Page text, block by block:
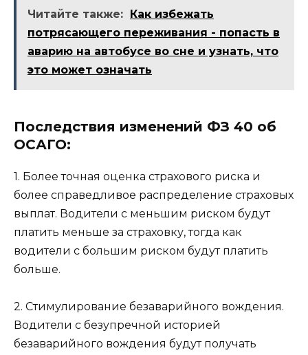
Читайте также: Как избежать
потрясающего переживания - попасть в
аварию на автобусе во сне и узнать, что
это может означать
Последствия изменений ФЗ 40 об
ОСАГО:
1. Более точная оценка страхового риска и
более справедливое распределение страховых
выплат. Водители с меньшим риском будут
платить меньше за страховку, тогда как
водители с большим риском будут платить
больше.
2. Стимулирование безаварийного вождения.
Водители с безупречной историей
безаварийного вождения будут получать